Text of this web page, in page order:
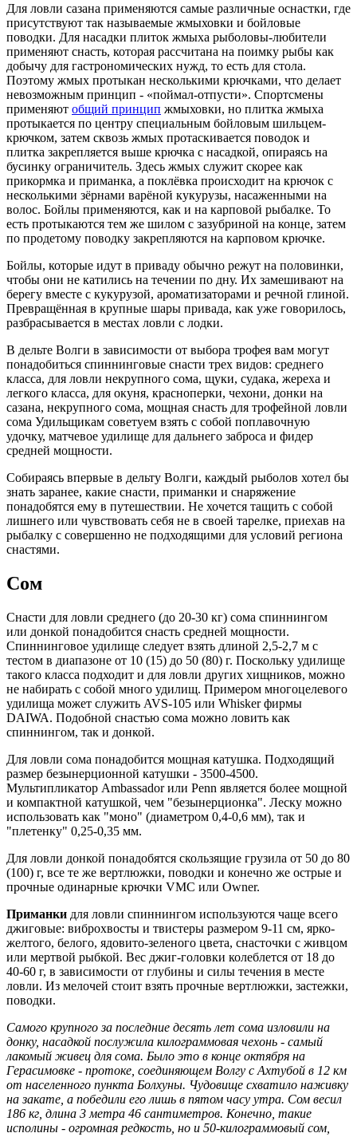
Для ловли сазана применяются самые различные оснастки, где
присутствуют так называемые жмыховки и бойловые
поводки. Для насадки плиток жмыха рыболовы-любители
применяют снасть, которая рассчитана на поимку рыбы как
добычу для гастрономических нужд, то есть для стола.
Поэтому жмых протыкан несколькими крючками, что делает
невозможным принцип - «поймал-отпусти». Спортсмены
применяют общий принцип жмыховки, но плитка жмыха
протыкается по центру специальным бойловым шильцем-
крючком, затем сквозь жмых протаскивается поводок и
плитка закрепляется выше крючка с насадкой, опираясь на
бусинку ограничитель. Здесь жмых служит скорее как
прикормка и приманка, а поклёвка происходит на крючок с
несколькими зёрнами варёной кукурузы, насаженными на
волос. Бойлы применяются, как и на карповой рыбалке. То
есть протыкаются тем же шилом с зазубриной на конце, затем
по продетому поводку закрепляются на карповом крючке.
Бойлы, которые идут в приваду обычно режут на половинки,
чтобы они не катились на течении по дну. Их замешивают на
берегу вместе с кукурузой, ароматизаторами и речной глиной.
Превращённая в крупные шары привада, как уже говорилось,
разбрасывается в местах ловли с лодки.
В дельте Волги в зависимости от выбора трофея вам могут
понадобиться спиннинговые снасти трех видов: среднего
класса, для ловли некрупного сома, щуки, судака, жереха и
легкого класса, для окуня, красноперки, чехони, донки на
сазана, некрупного сома, мощная снасть для трофейной ловли
сома Удильщикам советуем взять с собой поплавочную
удочку, матчевое удилище для дальнего заброса и фидер
средней мощности.
Собираясь впервые в дельту Волги, каждый рыболов хотел бы
знать заранее, какие снасти, приманки и снаряжение
понадобятся ему в путешествии. Не хочется тащить с собой
лишнего или чувствовать себя не в своей тарелке, приехав на
рыбалку с совершенно не подходящими для условий региона
снастями.
Сом
Снасти для ловли среднего (до 20-30 кг) сома спиннингом
или донкой понадобится снасть средней мощности.
Спиннинговое удилище следует взять длиной 2,5-2,7 м с
тестом в диапазоне от 10 (15) до 50 (80) г. Поскольку удилище
такого класса подходит и для ловли других хищников, можно
не набирать с собой много удилищ. Примером многоцелевого
удилища может служить AVS-105 или Whisker фирмы
DAIWA. Подобной снастью сома можно ловить как
спиннингом, так и донкой.
Для ловли сома понадобится мощная катушка. Подходящий
размер безынерционной катушки - 3500-4500.
Мультипликатор Ambassador или Penn является более мощной
и компактной катушкой, чем "безынерционка". Леску можно
использовать как "моно" (диаметром 0,4-0,6 мм), так и
"плетенку" 0,25-0,35 мм.
Для ловли донкой понадобятся скользящие грузила от 50 до 80
(100) г, все те же вертлюжки, поводки и конечно же острые и
прочные одинарные крючки VМС или Owner.
Приманки для ловли спиннингом используются чаще всего
джиговые: виброхвосты и твистеры размером 9-11 см, ярко-
желтого, белого, ядовито-зеленого цвета, снасточки с живцом
или мертвой рыбкой. Вес джиг-головки колеблется от 18 до
40-60 г, в зависимости от глубины и силы течения в месте
ловли. Из мелочей стоит взять прочные вертлюжки, застежки,
поводки.
Самого крупного за последние десять лет сома изловили на
донку, насадкой послужила килограммовая чехонь - самый
лакомый живец для сома. Было это в конце октября на
Герасимовке - протоке, соединяющем Волгу с Ахтубой в 12 км
от населенного пункта Болхуны. Чудовище схватило наживку
на закате, а победили его лишь в пятом часу утра. Сом весил
186 кг, длина 3 метра 46 сантиметров. Конечно, такие
исполины - огромная редкость, но и 50-килограммовый сом,